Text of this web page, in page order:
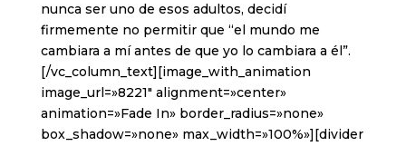
nunca ser uno de esos adultos, decidí
firmemente no permitir que “el mundo me
cambiara a mí antes de que yo lo cambiara a él”.
[/vc_column_text][image_with_animation
image_url=»8221″ alignment=»center»
animation=»Fade In» border_radius=»none»
box_shadow=»none» max_width=»100%»][divider